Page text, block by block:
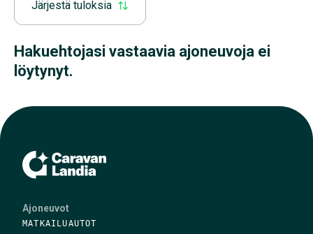
Järjestä tuloksia
Hakuehtojasi vastaavia ajoneuvoja ei
löytynyt.
Ajoneuvot
MATKAILUAUTOT